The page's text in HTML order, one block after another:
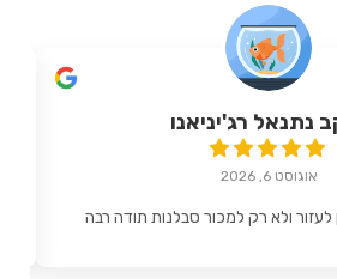
נתנאל רג'יניאנו
אוגוסט 6, 2026
לעזור ולא רק למכור סבלנות תודה רבה